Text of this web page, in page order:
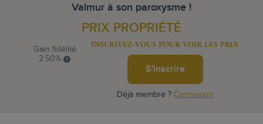
Valmur à son paroxysme !
PRIX PROPRIÉTÉ
Gain fidélité
2.50%
INSCRIVEZ-VOUS POUR VOIR LES PRIX
S'inscrire
Déjà membre ? Connexion